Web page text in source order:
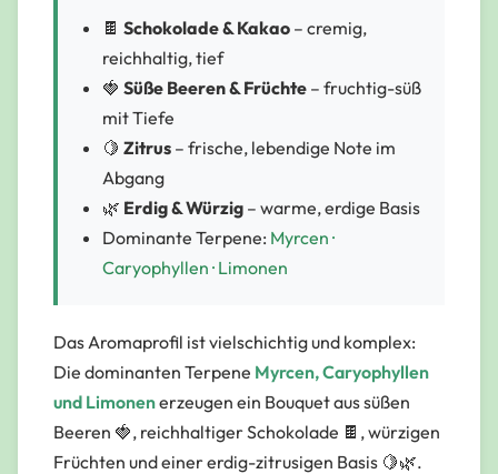
🍫 Schokolade & Kakao – cremig,
reichhaltig, tief
🍓 Süße Beeren & Früchte – fruchtig-süß
mit Tiefe
🍋 Zitrus – frische, lebendige Note im
Abgang
🌿 Erdig & Würzig – warme, erdige Basis
Dominante Terpene: Myrcen ·
Caryophyllen · Limonen
Das Aromaprofil ist vielschichtig und komplex:
Die dominanten Terpene Myrcen, Caryophyllen
und Limonenerzeugen ein Bouquet aus süßen
Beeren 🍓, reichhaltiger Schokolade 🍫, würzigen
Früchten und einer erdig-zitrusigen Basis 🍋🌿.